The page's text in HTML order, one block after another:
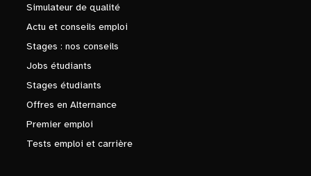
Simulateur de qualité
Actu et conseils emploi
Stages : nos conseils
Jobs étudiants
Stages étudiants
Offres en Alternance
Premier emploi
Tests emploi et carrière